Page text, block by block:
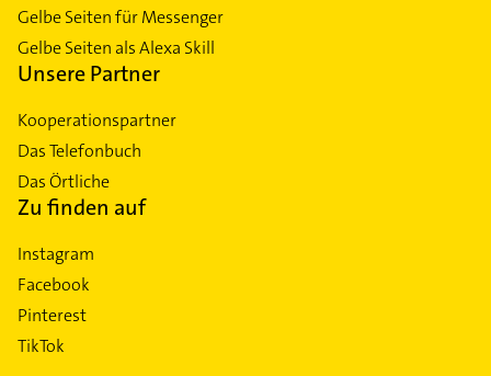
Gelbe Seiten für Messenger
Gelbe Seiten als Alexa Skill
Unsere Partner
Kooperationspartner
Das Telefonbuch
Das Örtliche
Zu finden auf
Instagram
Facebook
Pinterest
TikTok